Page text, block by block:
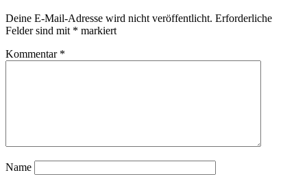
Deine E-Mail-Adresse wird nicht veröffentlicht. Erforderliche
Felder sind mit * markiert
Kommentar *
Name